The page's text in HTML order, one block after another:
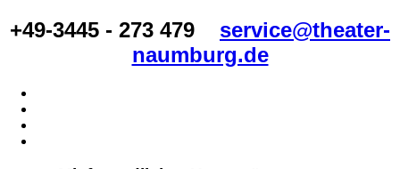
+49-3445 - 273 479
service@theater-
naumburg.de